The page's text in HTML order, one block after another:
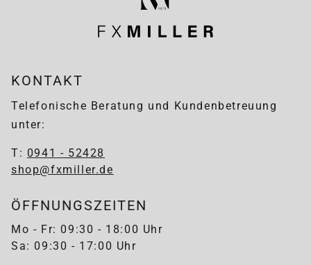
KONTAKT
Telefonische Beratung und Kundenbetreuung
unter:
T: 0941 - 52428
shop@fxmiller.de
ÖFFNUNGSZEITEN
Mo - Fr: 09:30 - 18:00 Uhr
Sa: 09:30 - 17:00 Uhr